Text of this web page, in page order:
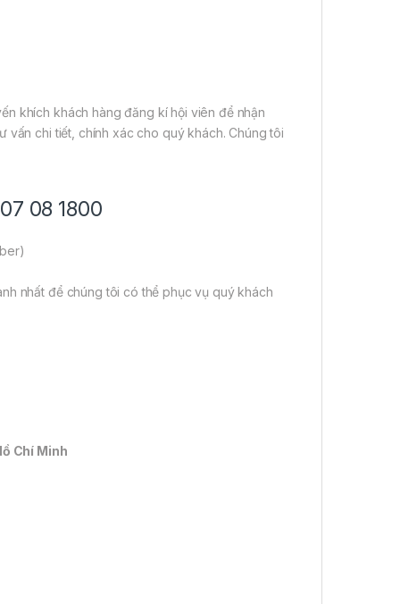
khích khách hàng đăng kí hội viên để nhận
chi tiết, chính xác cho quý khách. Chúng tôi
08 1800
nhất để chúng tôi có thể phục vụ quý khách
Chí Minh